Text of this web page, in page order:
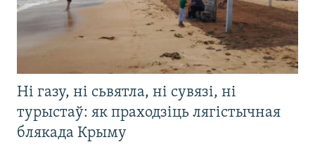
Ні газу, ні сьвятла, ні сувязі, ні
турыстаў: як праходзіць лягістычная
блякада Крыму